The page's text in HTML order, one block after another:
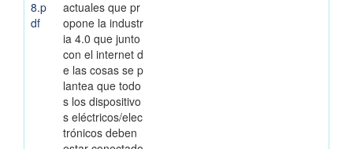
8.p
df
actuales que pr
opone la industr
ia 4.0 que junto
con el internet d
e las cosas se p
lantea que todo
s los dispositivo
s eléctricos/elec
trónicos deben